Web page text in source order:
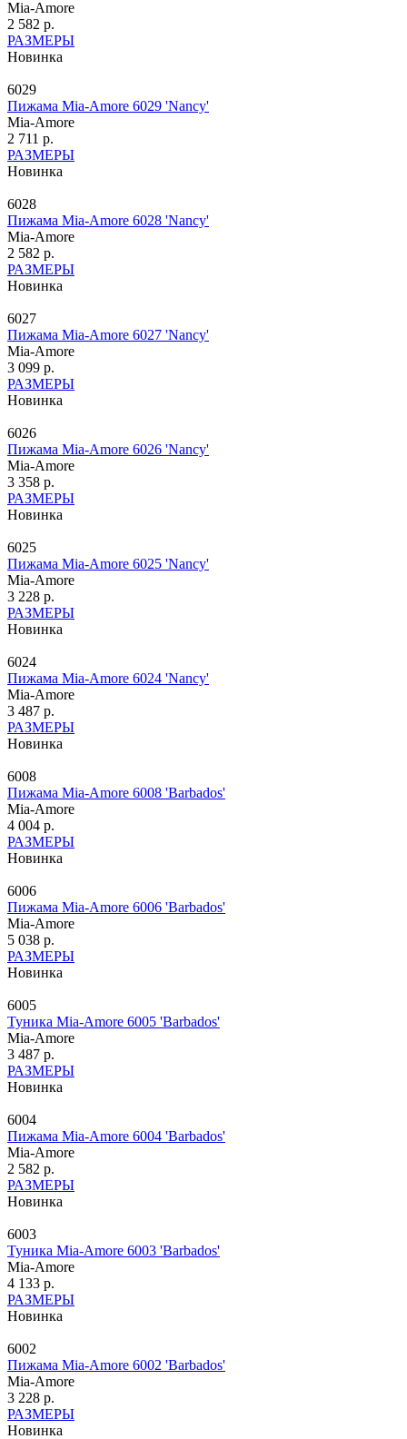
Mia-Amore
2 582 р.
РАЗМЕРЫ
Новинка
6029
Пижама Mia-Amore 6029 'Nancy'
Mia-Amore
2 711 р.
РАЗМЕРЫ
Новинка
6028
Пижама Mia-Amore 6028 'Nancy'
Mia-Amore
2 582 р.
РАЗМЕРЫ
Новинка
6027
Пижама Mia-Amore 6027 'Nancy'
Mia-Amore
3 099 р.
РАЗМЕРЫ
Новинка
6026
Пижама Mia-Amore 6026 'Nancy'
Mia-Amore
3 358 р.
РАЗМЕРЫ
Новинка
6025
Пижама Mia-Amore 6025 'Nancy'
Mia-Amore
3 228 р.
РАЗМЕРЫ
Новинка
6024
Пижама Mia-Amore 6024 'Nancy'
Mia-Amore
3 487 р.
РАЗМЕРЫ
Новинка
6008
Пижама Mia-Amore 6008 'Barbados'
Mia-Amore
4 004 р.
РАЗМЕРЫ
Новинка
6006
Пижама Mia-Amore 6006 'Barbados'
Mia-Amore
5 038 р.
РАЗМЕРЫ
Новинка
6005
Туника Mia-Amore 6005 'Barbados'
Mia-Amore
3 487 р.
РАЗМЕРЫ
Новинка
6004
Пижама Mia-Amore 6004 'Barbados'
Mia-Amore
2 582 р.
РАЗМЕРЫ
Новинка
6003
Туника Mia-Amore 6003 'Barbados'
Mia-Amore
4 133 р.
РАЗМЕРЫ
Новинка
6002
Пижама Mia-Amore 6002 'Barbados'
Mia-Amore
3 228 р.
РАЗМЕРЫ
Новинка